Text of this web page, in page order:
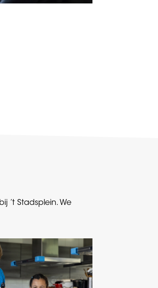
’t Stadsplein. We